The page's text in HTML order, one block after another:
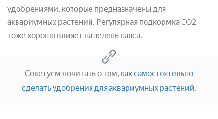
удобрениями, которые предназначены для
аквариумных растений. Регулярная подкормка СО2
тоже хорошо влияет на зелень наяса.
Советуем почитать о том, как самостоятельно
сделать удобрения для аквариумных растений.